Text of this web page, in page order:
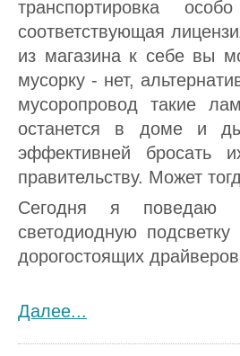
транспортировка
соответствующая
из магазина к себе вы
мусорку - нет,
мусоропровод такие
останется в доме и
эффективней
правительству. Может
Сегодня я поведаю
светодиодную
дорогостоящих
Далее...